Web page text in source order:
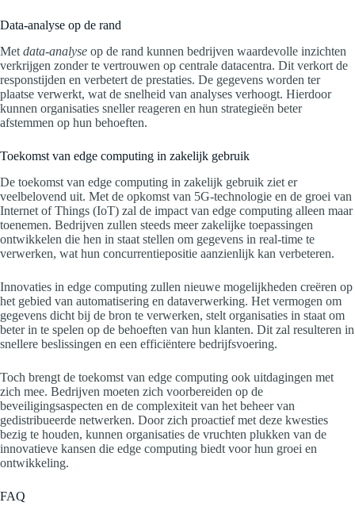
Data-analyse op de rand
Met data-analyse op de rand kunnen bedrijven waardevolle inzichten
verkrijgen zonder te vertrouwen op centrale datacentra. Dit verkort de
responstijden en verbetert de prestaties. De gegevens worden ter
plaatse verwerkt, wat de snelheid van analyses verhoogt. Hierdoor
kunnen organisaties sneller reageren en hun strategieën beter
afstemmen op hun behoeften.
Toekomst van edge computing in zakelijk gebruik
De toekomst van edge computing in zakelijk gebruik ziet er
veelbelovend uit. Met de opkomst van 5G-technologie en de groei van
Internet of Things (IoT) zal de impact van edge computing alleen maar
toenemen. Bedrijven zullen steeds meer zakelijke toepassingen
ontwikkelen die hen in staat stellen om gegevens in real-time te
verwerken, wat hun concurrentiepositie aanzienlijk kan verbeteren.
Innovaties in edge computing zullen nieuwe mogelijkheden creëren op
het gebied van automatisering en dataverwerking. Het vermogen om
gegevens dicht bij de bron te verwerken, stelt organisaties in staat om
beter in te spelen op de behoeften van hun klanten. Dit zal resulteren in
snellere beslissingen en een efficiëntere bedrijfsvoering.
Toch brengt de toekomst van edge computing ook uitdagingen met
zich mee. Bedrijven moeten zich voorbereiden op de
beveiligingsaspecten en de complexiteit van het beheer van
gedistribueerde netwerken. Door zich proactief met deze kwesties
bezig te houden, kunnen organisaties de vruchten plukken van de
innovatieve kansen die edge computing biedt voor hun groei en
ontwikkeling.
FAQ